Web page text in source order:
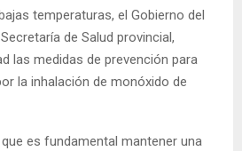
temperaturas, el Gobierno del
de Salud provincial,
las medidas de prevención para
la inhalación de monóxido de
es fundamental mantener una